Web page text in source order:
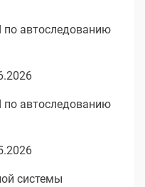
по автоследованию
по автоследованию
системы